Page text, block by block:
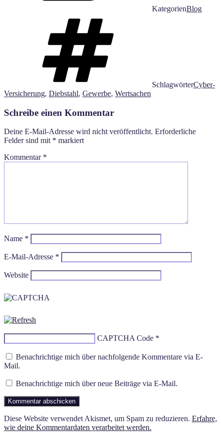
KategorienBlog
SchlagwörterCyber-
Versicherung, Diebstahl, Gewerbe, Wertsachen
Schreibe einen Kommentar
Deine E-Mail-Adresse wird nicht veröffentlicht. Erforderliche
Felder sind mit * markiert
Kommentar *
Name *
E-Mail-Adresse *
Website
CAPTCHA Code *
Benachrichtige mich über nachfolgende Kommentare via E-
Mail.
Benachrichtige mich über neue Beiträge via E-Mail.
Diese Website verwendet Akismet, um Spam zu reduzieren. Erfahre,
wie deine Kommentardaten verarbeitet werden.